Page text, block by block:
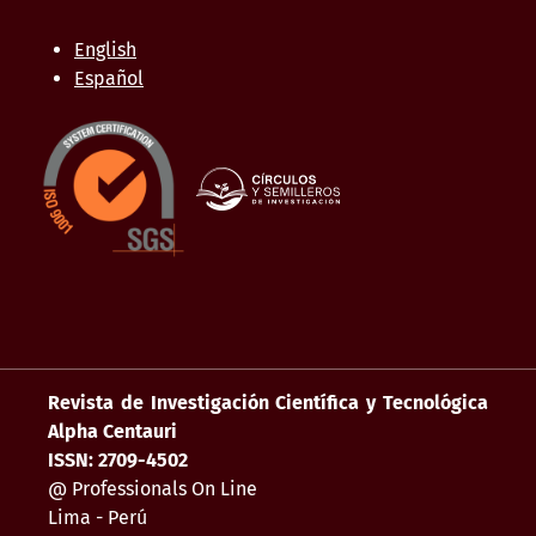
English
Español
Revista de Investigación Científica y Tecnológica
Alpha Centauri
ISSN: 2709-4502
@ Professionals On Line
Lima - Perú